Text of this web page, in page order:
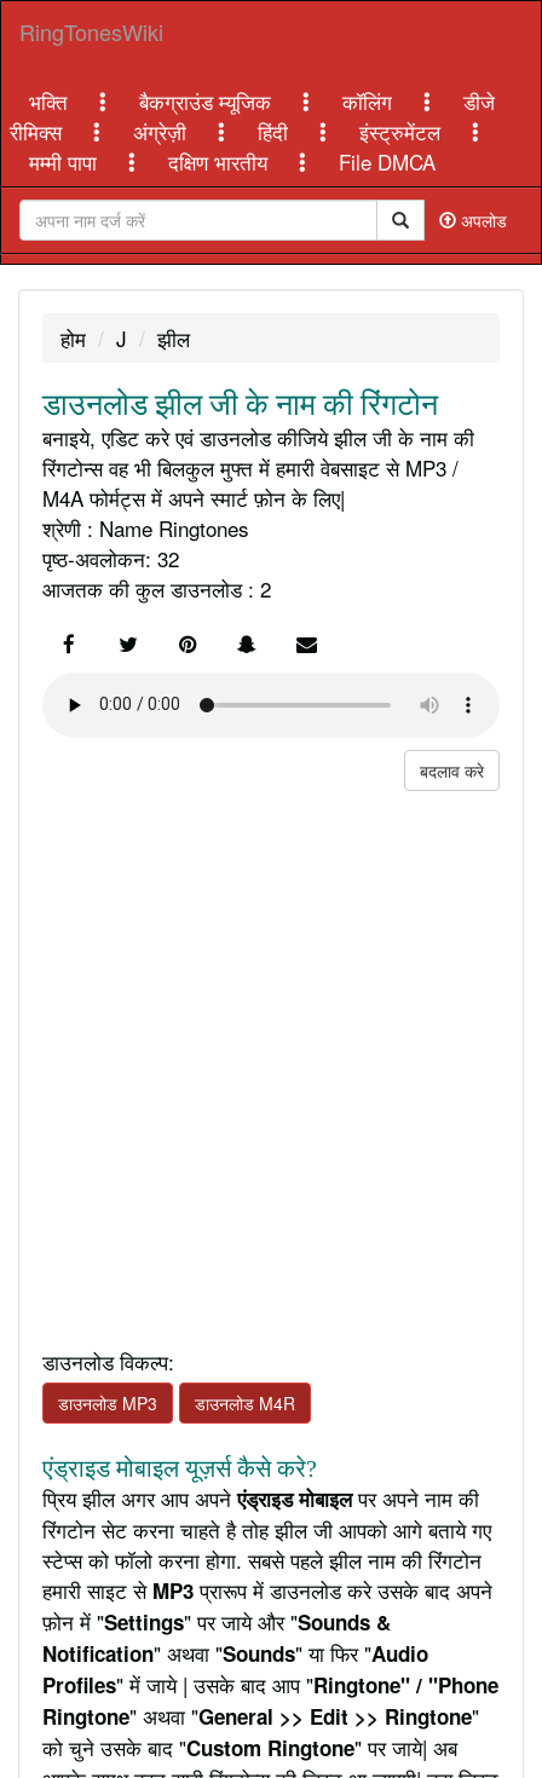
RingTonesWiki
भक्ति बैकग्राउंड म्यूजिक कॉलिंग
डीजे
रीमिक्स
अंग्रेज़ी हिंदी
इंस्ट्रुमेंटल
मम्मी पापा
दक्षिण भारतीय File DMCA
अपलोड
होम J झील
डाउनलोड झील जी के नाम की रिंगटोन
बनाइये, एडिट करे एवं डाउनलोड कीजिये झील जी के नाम की
रिंगटोन्स वह भी बिलकुल मुफ्त में हमारी वेबसाइट से MP3 /
M4A फोर्मट्स में अपने स्मार्ट फ़ोन के लिए|
श्रेणी : Name Ringtones
पृष्ठ-अवलोकन: 32
आजतक की कुल डाउनलोड : 2
बदलाव करे
डाउनलोड विकल्प:
डाउनलोड MP3 डाउनलोड M4R
एंड्राइड मोबाइल यूज़र्स कैसे करे?
प्रिय झील अगर आप अपनेएंड्राइड मोबाइलपर अपने नाम की
रिंगटोन सेट करना चाहते है तोह झील जी आपको आगे बताये गए
स्टेप्स को फॉलो करना होगा. सबसे पहले झील नाम की रिंगटोन
हमारी साइट से MP3प्रारूप में डाउनलोड करे उसके बाद अपने
फ़ोन में "Settings" पर जाये और "Sounds &
Notification" अथवा "Sounds" या फिर "Audio
Profiles" में जाये | उसके बाद आप "Ringtone" / "Phone
Ringtone" अथवा "General >> Edit >> Ringtone"
को चुने उसके बाद "Custom Ringtone" पर जाये| अब